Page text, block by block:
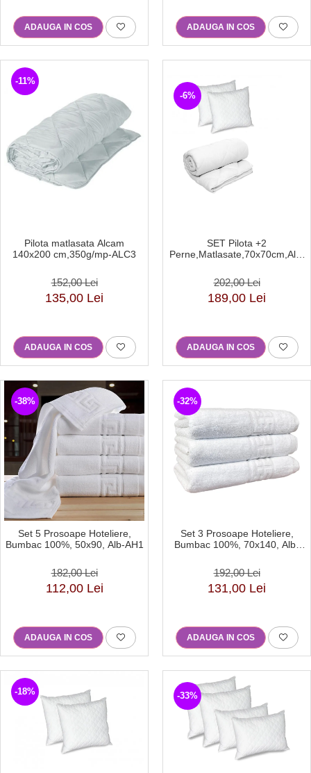
ADAUGA IN COS ADAUGA IN COS
-11%
Pilota matlasata Alcam
140x200 cm,350g/mp-ALC3
152,00 Lei
135,00 Lei
ADAUGA IN COS
-6%
SET Pilota +2
Perne,Matlasate,70x70cm,Alb-
202,00 Lei
189,00 Lei
ADAUGA IN COS
-38%
Set 5 Prosoape Hoteliere,
Bumbac 100%, 50x90, Alb-AH1
182,00 Lei
112,00 Lei
ADAUGA IN COS
-32%
Set 3 Prosoape Hoteliere,
Bumbac 100%, 70x140, Alb-
192,00 Lei
131,00 Lei
ADAUGA IN COS
-18% -33%